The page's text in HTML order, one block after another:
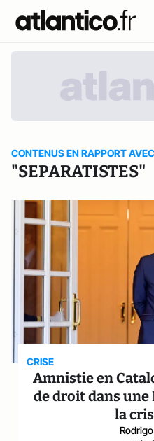
CONTENUS EN RAPPORT
"SEPARATISTES"
CRISE
Amnistie en
de droit dans une
la